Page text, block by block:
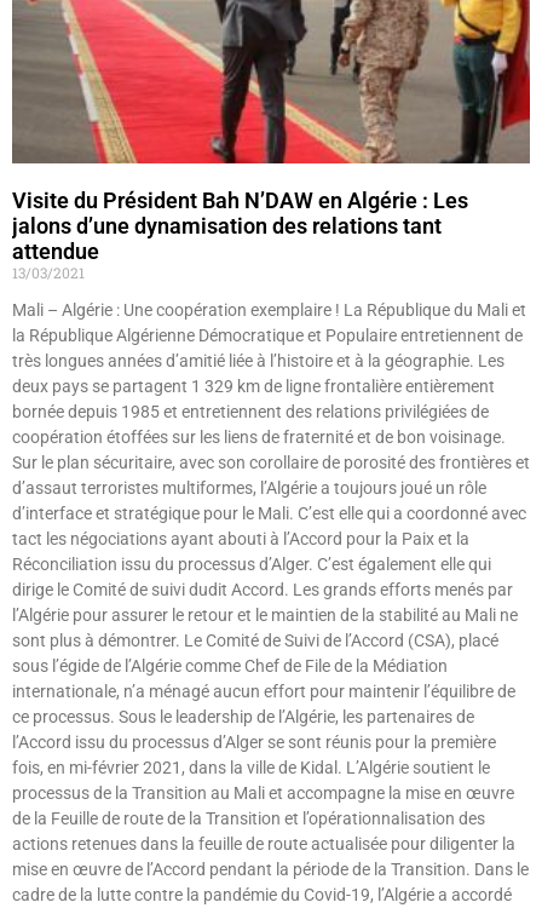
Visite du Président Bah N’DAW en Algérie : Les
jalons d’une dynamisation des relations tant
attendue
13/03/2021
Mali – Algérie : Une coopération exemplaire ! La République du Mali et
la République Algérienne Démocratique et Populaire entretiennent de
très longues années d’amitié liée à l’histoire et à la géographie. Les
deux pays se partagent 1 329 km de ligne frontalière entièrement
bornée depuis 1985 et entretiennent des relations privilégiées de
coopération étoffées sur les liens de fraternité et de bon voisinage.
Sur le plan sécuritaire, avec son corollaire de porosité des frontières et
d’assaut terroristes multiformes, l’Algérie a toujours joué un rôle
d’interface et stratégique pour le Mali. C’est elle qui a coordonné avec
tact les négociations ayant abouti à l’Accord pour la Paix et la
Réconciliation issu du processus d’Alger. C’est également elle qui
dirige le Comité de suivi dudit Accord. Les grands efforts menés par
l’Algérie pour assurer le retour et le maintien de la stabilité au Mali ne
sont plus à démontrer. Le Comité de Suivi de l’Accord (CSA), placé
sous l’égide de l’Algérie comme Chef de File de la Médiation
internationale, n’a ménagé aucun effort pour maintenir l’équilibre de
ce processus. Sous le leadership de l’Algérie, les partenaires de
l’Accord issu du processus d’Alger se sont réunis pour la première
fois, en mi-février 2021, dans la ville de Kidal. L’Algérie soutient le
processus de la Transition au Mali et accompagne la mise en œuvre
de la Feuille de route de la Transition et l’opérationnalisation des
actions retenues dans la feuille de route actualisée pour diligenter la
mise en œuvre de l’Accord pendant la période de la Transition. Dans le
cadre de la lutte contre la pandémie du Covid-19, l’Algérie a accordé